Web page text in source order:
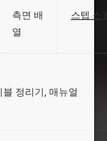
측면 배
열
스텝 스
정리기, 매뉴얼